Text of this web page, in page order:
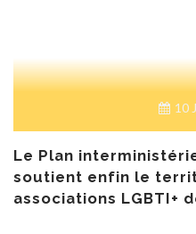
10
Le Plan
soutient enfin le
associations LGBTI+